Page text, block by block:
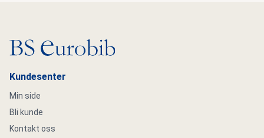
Gå til hovedsiden
Kundesenter
Min side
Bli kunde
Kontakt oss